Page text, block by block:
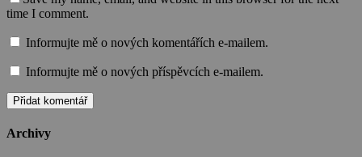
time I comment.
Informujte mě o nových komentářích e-mailem.
Informujte mě o nových příspěvcích e-mailem.
Archivy